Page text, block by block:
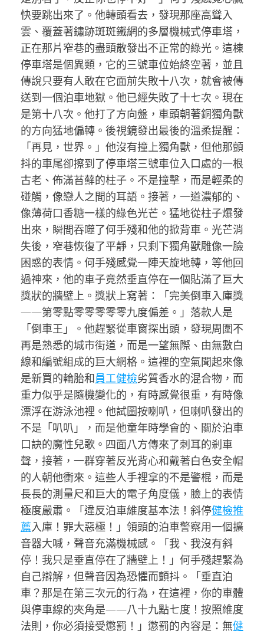
快要跳出來了。他轉頭看去，發現那座高聳入
雲、覆蓋著鏽跡斑斑鐵網的多層機械式停車塔，
正在那片窄巷的盡頭散發出不正常的綠光。這棟
停車塔是個異類，它的三號車位始終空著，並且
傳說只要有人敢在它面前失敗十八次，就會被傳
送到一個泊車地獄。他已經失敗了十七次。現在
是第十八次。他打了方向盤，車頭朝著銅獨角獸
的方向猛地偏轉。後視鏡發出最後的溫柔提醒：
「再見，世界。」他沒有撞上獨角獸，但他那顫
抖的車尾卻擦到了停車塔三號車位入口處的一根
古老、佈滿苔蘚的柱子。不是撞擊，而是輕柔的
碰觸，像戀人之間的耳語。接著，一道濃郁的、
像薄荷口香糖一樣的綠色光芒。猛地從柱子爆發
出來，瞬間吞噬了何手殘和他的掀背車。光芒消
失後，窄巷恢復了平靜，只剩下獨角獸雕像一臉
困惑的表情。何手殘感覺一陣天旋地轉，等他回
過神來，他的車子竟然垂直停在一個貼滿了巨大
獎狀的牆壁上。獎狀上寫著：「完美倒車入庫獎
——第零點零零零零零九度偏差。」落款人是
「倒車王」。他趕緊從車窗探出頭，發現周圍不
再是熟悉的城市街道，而是一望無際、由無數白
線和編號組成的巨大網格。這裡的空氣聞起來像
是新買的輪胎和員工健檢劣質香水的混合物，而
重力似乎是隨機變化的，有時感覺很重，有時像
漂浮在游泳池裡。他試圖按喇叭，但喇叭發出的
不是「叭叭」，而是他童年時學會的、關於泊車
口訣的魔性兒歌。四面八方傳來了刺耳的剎車
聲，接著，一群穿著反光背心和戴著白色安全帽
的人朝他衝來。這些人手裡拿的不是警棍，而是
長長的測量尺和巨大的電子角度儀，臉上的表情
極度嚴肅。「違反泊車維度基本法！斜停健檢推
薦入庫！罪大惡極！」領頭的泊車警察用一個擴
音器大喊，聲音充滿機械感。「我、我沒有斜
停！我只是垂直停在了牆壁上！」何手殘趕緊為
自己辯解，但聲音因為恐懼而顫抖。「垂直泊
車？那是在第三次元的行為，在這裡，你的車體
與停車線的夾角是——八十九點七度！按照維度
法則，你必須接受懲罰！」懲罰的內容是：無健